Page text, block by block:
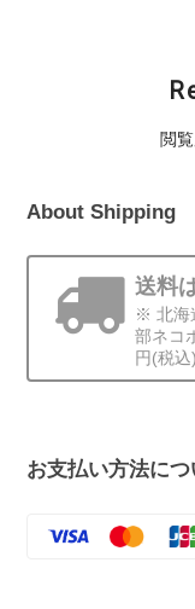
閲
About Shipping
送料
※ 北海
部ネコ
円(税
お支払い方法につ